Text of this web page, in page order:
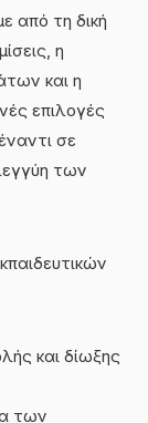
από τη δική
η
και η
επιλογές
σε
των
και δίωξης
των